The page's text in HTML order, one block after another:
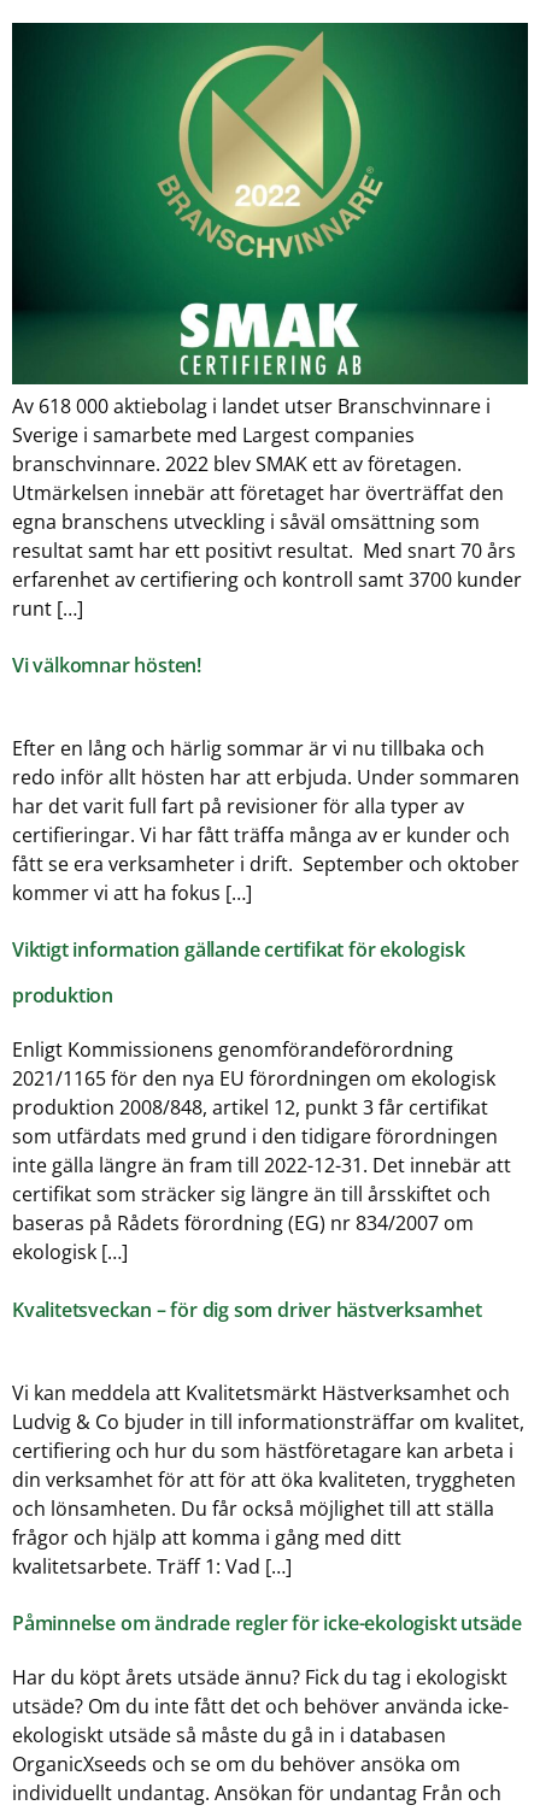
Av 618 000 aktiebolag i landet utser Branschvinnare i
Sverige i samarbete med Largest companies
branschvinnare. 2022 blev SMAK ett av företagen.
Utmärkelsen innebär att företaget har överträffat den
egna branschens utveckling i såväl omsättning som
resultat samt har ett positivt resultat. Med snart 70 års
erfarenhet av certifiering och kontroll samt 3700 kunder
runt […]
Vi välkomnar hösten!
Efter en lång och härlig sommar är vi nu tillbaka och
redo inför allt hösten har att erbjuda. Under sommaren
har det varit full fart på revisioner för alla typer av
certifieringar. Vi har fått träffa många av er kunder och
fått se era verksamheter i drift. September och oktober
kommer vi att ha fokus […]
Viktigt information gällande certifikat för ekologisk
produktion
Enligt Kommissionens genomförandeförordning
2021/1165 för den nya EU förordningen om ekologisk
produktion 2008/848, artikel 12, punkt 3 får certifikat
som utfärdats med grund i den tidigare förordningen
inte gälla längre än fram till 2022-12-31. Det innebär att
certifikat som sträcker sig längre än till årsskiftet och
baseras på Rådets förordning (EG) nr 834/2007 om
ekologisk […]
Kvalitetsveckan – för dig som driver hästverksamhet
Vi kan meddela att Kvalitetsmärkt Hästverksamhet och
Ludvig & Co bjuder in till informationsträffar om kvalitet,
certifiering och hur du som hästföretagare kan arbeta i
din verksamhet för att för att öka kvaliteten, tryggheten
och lönsamheten. Du får också möjlighet till att ställa
frågor och hjälp att komma i gång med ditt
kvalitetsarbete. Träff 1: Vad […]
Påminnelse om ändrade regler för icke-ekologiskt utsäde
Har du köpt årets utsäde ännu? Fick du tag i ekologiskt
utsäde? Om du inte fått det och behöver använda icke-
ekologiskt utsäde så måste du gå in i databasen
OrganicXseeds och se om du behöver ansöka om
individuellt undantag. Ansökan för undantag Från och